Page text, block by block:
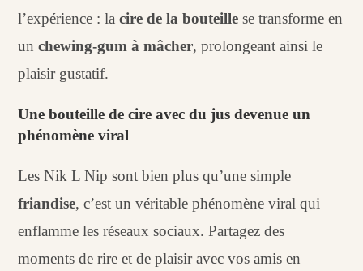
l’expérience : lacire de la bouteille se transforme en
unchewing-gum à mâcher, prolongeant ainsi le
plaisir gustatif.
Une bouteille de cire avec du jus devenue un
phénomène viral
Les Nik L Nip sont bien plus qu’une simple
friandise, c’est un véritable phénomène viral qui
enflamme les réseaux sociaux. Partagez des
moments de rire et de plaisir avec vos amis en